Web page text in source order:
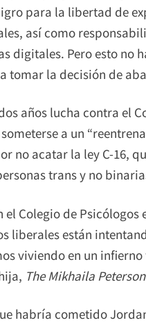
para la libertad de
así como
digitales. Pero esto no
tomar la decisión de
años lucha contra el
someterse a un
no acatar la ley C-16,
trans y no
el Colegio de
liberales están
viviendo en un
The Mikhaila
habría cometido